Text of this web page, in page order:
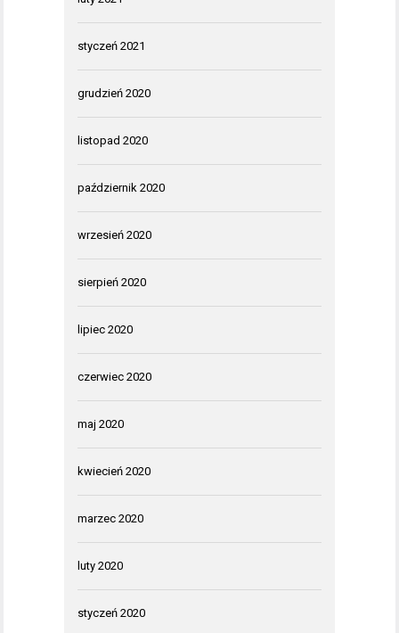
styczeń 2021
grudzień 2020
listopad 2020
październik 2020
wrzesień 2020
sierpień 2020
lipiec 2020
czerwiec 2020
maj 2020
kwiecień 2020
marzec 2020
luty 2020
styczeń 2020